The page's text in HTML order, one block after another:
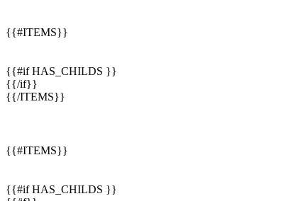
{{#ITEMS}}
{{#if HAS_CHILDS }}
{{/if}}
{{/ITEMS}}
{{#ITEMS}}
{{#if HAS_CHILDS }}